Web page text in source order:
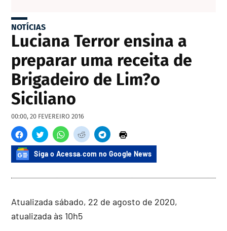
NOTÍCIAS
Luciana Terror ensina a
preparar uma receita de
Brigadeiro de Lim?o
Siciliano
00:00, 20 FEVEREIRO 2016
Siga o Acessa.com no Google News
Atualizada sábado, 22 de agosto de 2020,
atualizada às 10h5